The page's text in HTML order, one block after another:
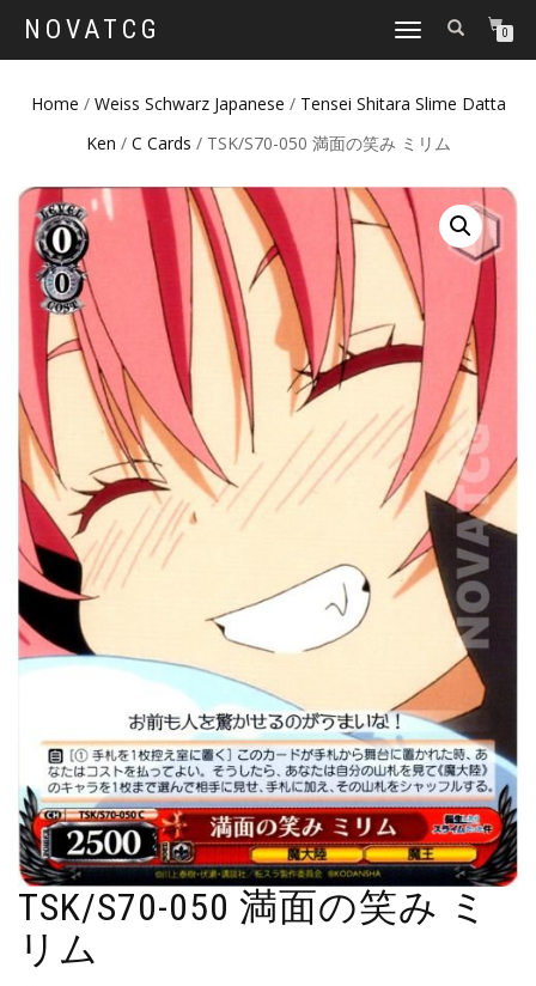
NOVATCG
TOGGLE
0
Home / Weiss Schwarz Japanese / Tensei Shitara Slime Datta
Ken / C Cards / TSK/S70-050 満面の笑み ミリム
TSK/S70-050 満面の笑み ミ
リム